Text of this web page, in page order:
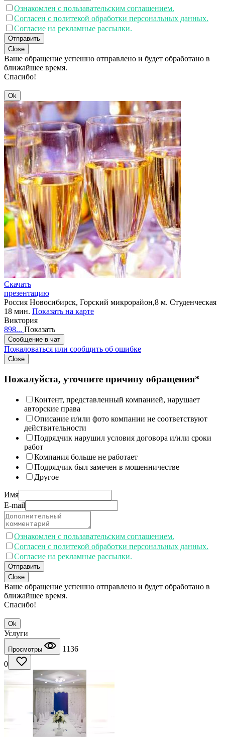
Ознакомлен с пользавательским соглашением.
Согласен с политекой обработки персональных данных.
Согласие на рекламные рассылки.
Отправить
Close
Ваше обращение успешно отправлено и будет обработано в
ближайшее время.
Спасибо!
Ok
Скачать
презентацию
Россия Новосибирск, Горский микрорайон,8 м. Студенческая
18 мин. Показать на карте
Виктория
898... Показать
Сообщение в чат
Пожаловаться или сообщить об ошибке
Close
Пожалуйста, уточните причину обращения*
Контент, представленный компанией, нарушает
авторские права
Описание и/или фото компании не соответствуют
действительности
Подрядчик нарушил условия договора и/или сроки
работ
Компания больше не работает
Подрядчик был замечен в мошенничестве
Другое
Имя
E-mail
Ознакомлен с пользавательским соглашением.
Согласен с политекой обработки персональных данных.
Согласие на рекламные рассылки.
Отправить
Close
Ваше обращение успешно отправлено и будет обработано в
ближайшее время.
Спасибо!
Ok
Услуги
Просмотры
1136
0